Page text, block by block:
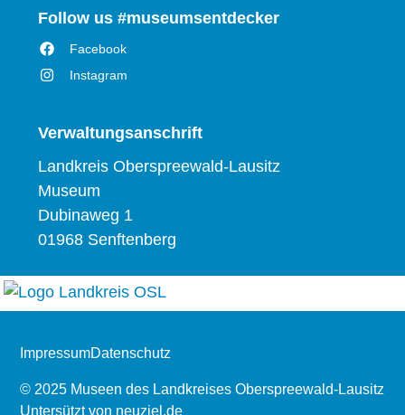
Follow us #museumsentdecker
Facebook
Instagram
Verwaltungsanschrift
Landkreis Oberspreewald-Lausitz
Museum
Dubinaweg 1
01968 Senftenberg
© 2025 Museen des Landkreises Oberspreewald-Lausitz
Untersützt von neuziel.de
ImpressumDatenschutz